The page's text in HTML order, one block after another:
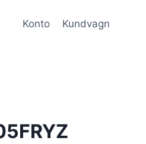
Konto Kundvagn